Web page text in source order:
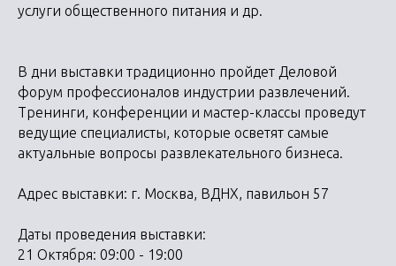
услуги общественного питания и др.
В дни выставки традиционно пройдет Деловой
форум профессионалов индустрии развлечений.
Тренинги, конференции и мастер-классы проведут
ведущие специалисты, которые осветят самые
актуальные вопросы развлекательного бизнеса.
Адрес выставки: г. Москва, ВДНХ, павильон 57
Даты проведения выставки:
21 Октября: 09:00 - 19:00